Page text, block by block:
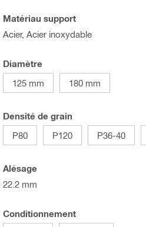
Matériau support
Acier, Acier inoxydable
Diamètre
125 mm
180 mm
Densité de grain
P80
P120 P36-40
Alésage
22.2 mm
Conditionnement